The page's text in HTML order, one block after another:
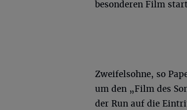
besonderen Film
Zweifelsohne, so
um den „Film des
der Run auf die